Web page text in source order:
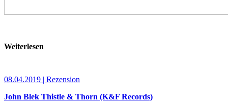
Weiterlesen
08.04.2019 | Rezension
John Blek Thistle & Thorn (K&F Records)